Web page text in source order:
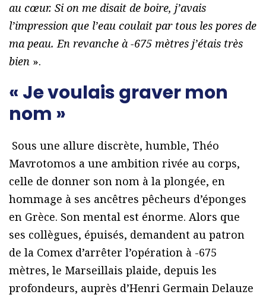
au cœur. Si on me disait de boire, j’avais
l’impression que l’eau coulait par tous les pores de
ma peau. En revanche à -675 mètres j’étais très
bien ».
« Je voulais graver mon
nom »
Sous une allure discrète, humble, Théo
Mavrotomos a une ambition rivée au corps,
celle de donner son nom à la plongée, en
hommage à ses ancêtres pêcheurs d’éponges
en Grèce. Son mental est énorme. Alors que
ses collègues, épuisés, demandent au patron
de la Comex d’arrêter l’opération à -675
mètres, le Marseillais plaide, depuis les
profondeurs, auprès d’Henri Germain Delauze